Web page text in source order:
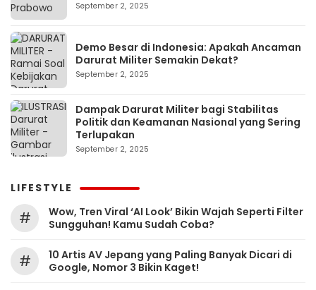
September 2, 2025
Demo Besar di Indonesia: Apakah Ancaman
Darurat Militer Semakin Dekat?
September 2, 2025
Dampak Darurat Militer bagi Stabilitas
Politik dan Keamanan Nasional yang Sering
Terlupakan
September 2, 2025
LIFESTYLE
#
Wow, Tren Viral ‘AI Look’ Bikin Wajah Seperti Filter
Sungguhan! Kamu Sudah Coba?
#
10 Artis AV Jepang yang Paling Banyak Dicari di
Google, Nomor 3 Bikin Kaget!